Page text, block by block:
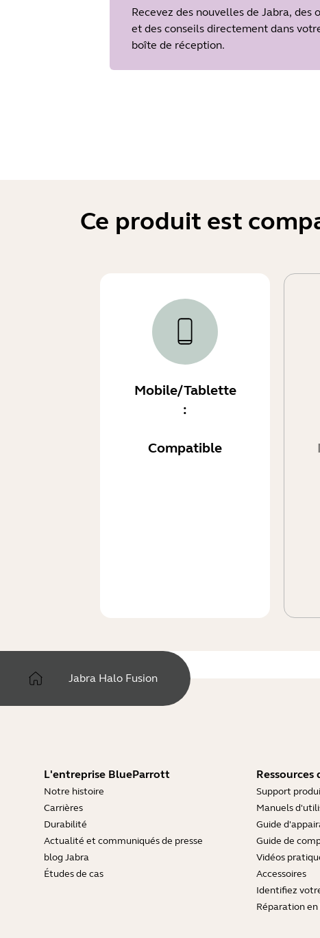
Recevez des nouvelles de Jabra, des
et des conseils directement dans
boîte de réception.
Ce produit est
Mobile/Tablette
:
Compatible
Jabra Halo Fusion
L'entreprise BlueParrott
Notre histoire
Carrières
Durabilité
Actualité et communiqués de presse
blog Jabra
Études de cas
Ressources
Support
Manuels
Guide
Guide de
Vidéos
Accessoires
Identifiez
Réparation